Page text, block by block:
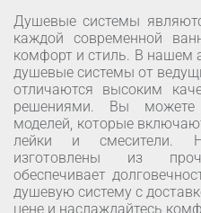
Душевые системы
каждой современной
комфорт и стиль. В нашем
душевые системы от
отличаются высоким
решениями. Вы
моделей, которые
лейки и смесители.
изготовлены из
обеспечивает
душевую систему с
цене и наслаждайтесь